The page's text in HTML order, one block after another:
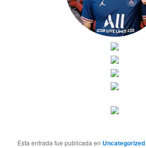
Esta entrada fue publicada en Uncategorized